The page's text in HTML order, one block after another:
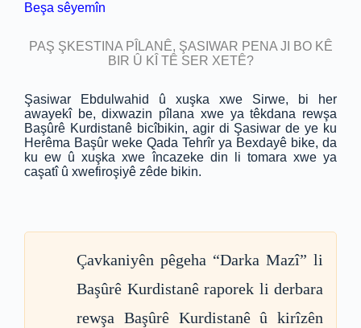
Beşa sêyemîn
PAŞ ŞKESTINA PÎLANÊ, ŞASIWAR PENA JI BO KÊ
BIR Û KÎ TÊ SER XETÊ?
Şasiwar Ebdulwahid û xuşka xwe Sirwe, bi her
awayekî be, dixwazin pîlana xwe ya têkdana rewşa
Başûrê Kurdistanê bicîbikin, agir di Şasiwar de ye ku
Herêma Başûr weke Qada Tehrîr ya Bexdayê bike, da
ku ew û xuşka xwe încazeke din li tomara xwe ya
caşatî û xwefiroşiyê zêde bikin.
Çavkaniyên pêgeha “Darka Mazî” li
Başûrê Kurdistanê raporek li derbara
rewşa Başûrê Kurdistanê û kirîzên